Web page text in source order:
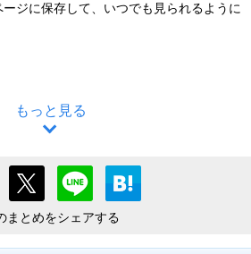
ジに保存して、いつでも見られるように
もっと見る
まとめをシェアする